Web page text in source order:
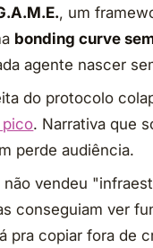
, um
bonding curve
agente nascer
do protocolo
pico. Narrativa que
perde audiência.
vendeu
conseguiam ver
pra copiar fora de